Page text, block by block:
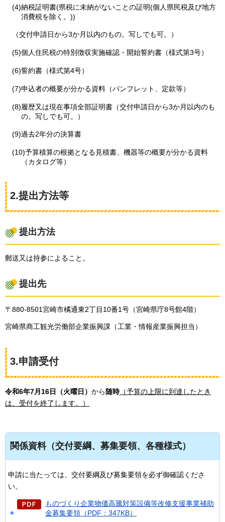
(4)納税証明書(県税に未納がないことの証明(個人県民税及び地方
消費税を除く。))
（交付申請日から3か月以内のもの。写しでも可。）
(5)個人住民税の特別徴収実施確認・開始誓約書（様式第3号）
(6)誓約書（様式第4号）
(7)申込者の概要が分かる資料（パンフレット、定款等）
(8)履歴又は現在事項全部証明書（交付申請日から3か月以内のも
の。写しでも可。）
(9)過去2年分の決算書
(10)予算積算の根拠となる見積書、機器等の概要が分かる資料
（カタログ等）
2.提出方法等
提出方法
郵送又は持参によること。
提出先
〒880-8501宮崎市橘通東2丁目10番1号（宮崎県庁8号館4階）
宮崎県商工観光労働部企業振興課（工業・情報産業振興担当）
3.申請受付
令和6年7月16日（火曜日） から 随時（予算の上限に到達したとき
は、受付を終了します。）
関係資料（交付要綱、募集要領、各種様式）
申請に当たっては、交付要綱及び募集要領を必ず御確認くださ
い。
ものづくり企業物価高騰対策設備等改修支援事業補助
金募集要領（PDF：347KB）